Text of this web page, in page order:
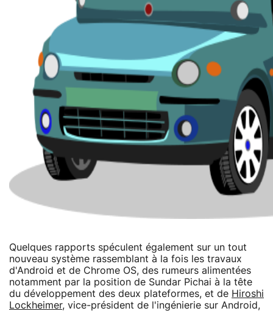
Quelques rapports spéculent également sur un tout
nouveau système rassemblant à la fois les travaux
d'Android et de Chrome OS, des rumeurs alimentées
notamment par la position de Sundar Pichai à la tête
du développement des deux plateformes, et de Hiroshi
Lockheimer, vice-président de l'ingénierie sur Android,